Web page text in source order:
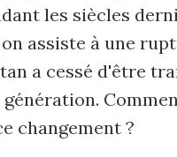
les siècles
assiste à une
a cessé d'être
changement ?